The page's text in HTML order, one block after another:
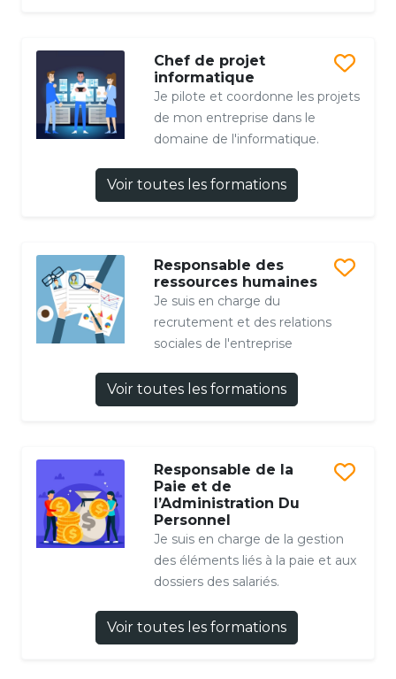
Chef de projet
informatique
Je pilote et coordonne les projets
de mon entreprise dans le
domaine de l'informatique.
Voir toutes les formations
Responsable des
ressources humaines
Je suis en charge du
recrutement et des relations
sociales de l'entreprise
Voir toutes les formations
Responsable de la
Paie et de
l’Administration Du
Personnel
Je suis en charge de la gestion
des éléments liés à la paie et aux
dossiers des salariés.
Voir toutes les formations